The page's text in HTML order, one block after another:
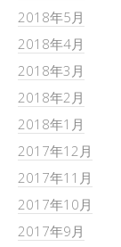
2018年5月
2018年4月
2018年3月
2018年2月
2018年1月
2017年12月
2017年11月
2017年10月
2017年9月